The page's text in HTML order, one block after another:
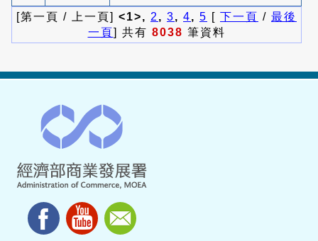
[第一頁 / 上一頁] <1>, 2 , 3, 4, 5 [ 下一頁 / 最後
一頁] 共有 8038 筆資料